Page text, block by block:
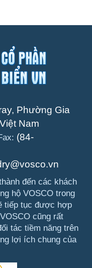
Phường Gia
Nam
(84-
đến các khách
hộ VOSCO trong
tiếp tục được hợp
cũng rất
tác tiềm năng trên
lợi ích chung của